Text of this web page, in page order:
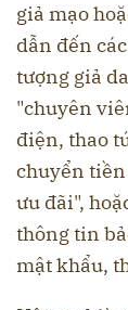
giả mạo
dẫn đến
tượng giả
"chuyên
điện, thao
chuyển tiền
ưu đãi",
thông tin
mật khẩu,